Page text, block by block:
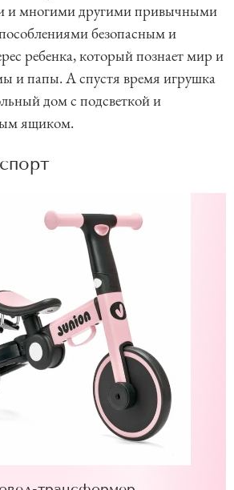
и многими другими привычными
безопасным и
ребенка, который познает мир и
и папы. А спустя время игрушка
дом с подсветкой и
ящиком.